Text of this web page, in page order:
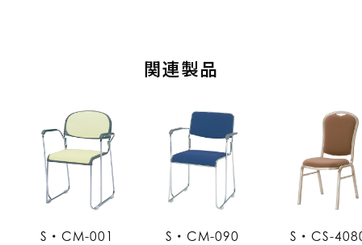
関連製品
S・CM-001 S・CM-090 S・CS-